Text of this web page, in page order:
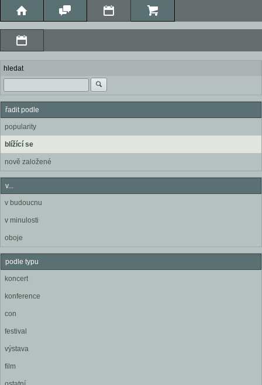
hledat
řadit podle
popularity
blížící se
nově založené
v...
v budoucnu
v minulosti
oboje
podle typu
koncert
konference
con
festival
výstava
film